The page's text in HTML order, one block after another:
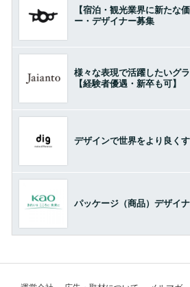
【宿泊・観光業界に新たな
ー・デザイナー募集
様々な表現で活躍したいグ
【経験者優遇・新卒も可】
デザインで世界をより良くす
パッケージ（商品）デザイ